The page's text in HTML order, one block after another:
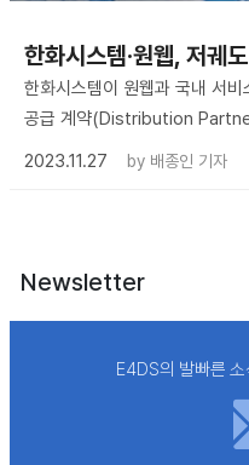
한화시스템·원웹, 저궤
한화시스템이 원웹과 국내 서비
공급 계약(Distribution
2023.11.27
by 배종인 기자
Newsletter
E4DS의 발빠른